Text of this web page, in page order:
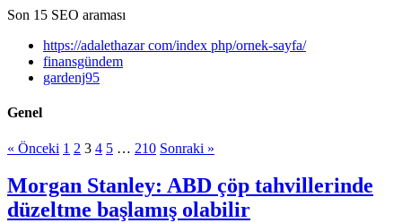
Son 15 SEO araması
https://adalethazar com/index php/ornek-sayfa/
finansgündem
gardenj95
Genel
« Önceki 1 2 3 4 5 … 210 Sonraki »
Morgan Stanley: ABD çöp tahvillerinde
düzeltme başlamış olabilir